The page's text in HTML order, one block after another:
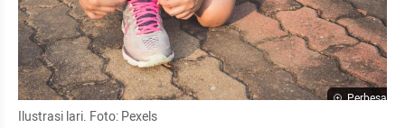
Perbesar
Ilustrasi lari. Foto: Pexels